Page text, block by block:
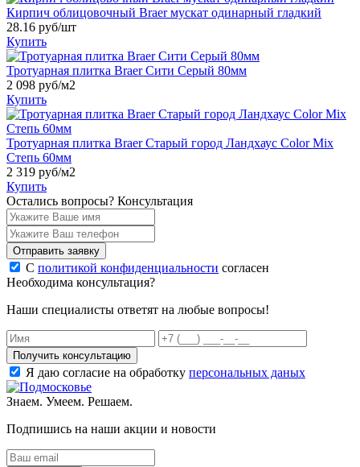
Кирпич облицовочный Braer мускат одинарный гладкий
28.16 руб/шт
Купить
Тротуарная плитка Braer Сити Серый 80мм
2 098 руб/м2
Купить
Тротуарная плитка Braer Старый город Ландхаус Color Mix
Степь 60мм
2 319 руб/м2
Купить
Остались вопросы? Консультация
Отправить заявку
С политикой конфиденциальности согласен
Необходима консультация?
Наши специалисты ответят на любые вопросы!
Получить консультацию
Я даю согласие на обработку персональных даных
Знаем. Умеем. Решаем.
Подпишись на наши акции и новости